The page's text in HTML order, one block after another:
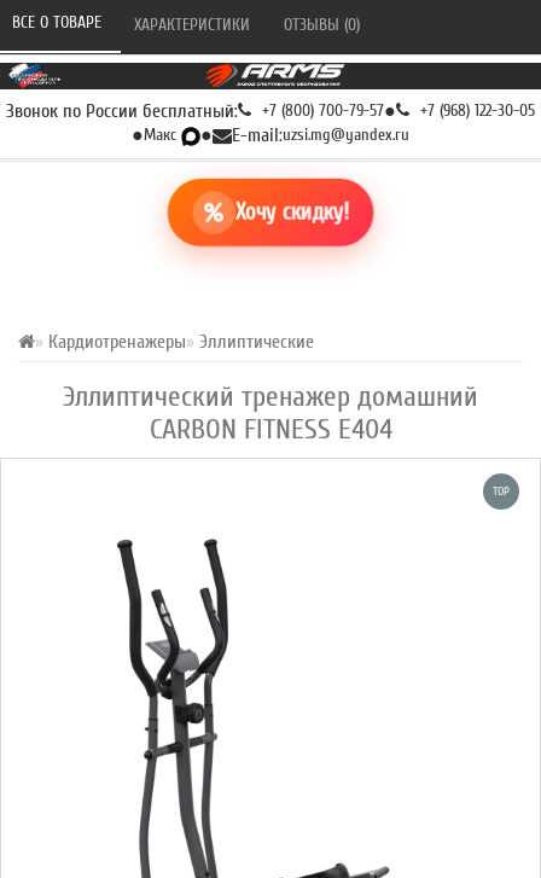
Звонок по России бесплатный: +7 (800) 700-79-57● +7 (968) 122-30-05
●Макс ● E-mail:uzsi.mg@yandex.ru
Хочу скидку!
Кардиотренажеры Эллиптические
Эллиптический тренажер домашний
CARBON FITNESS E404
ВСЕ О ТОВАРЕ ХАРАКТЕРИСТИКИ ОТЗЫВЫ (0)
TOP